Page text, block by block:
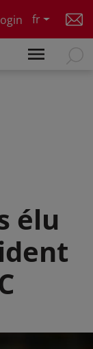
fr
élu